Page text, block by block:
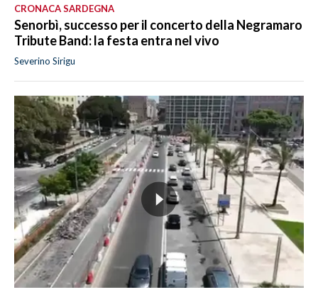
CRONACA SARDEGNA
Senorbì, successo per il concerto della Negramaro
Tribute Band: la festa entra nel vivo
Severino Sirigu